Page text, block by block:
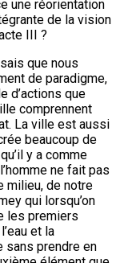
une réorientation
de la vision
III ?
que nous
de paradigme,
d’actions que
comprennent
La ville est aussi
beaucoup de
y a comme
ne fait pas
milieu, de notre
qui lorsqu’on
les premiers
et la
sans prendre en